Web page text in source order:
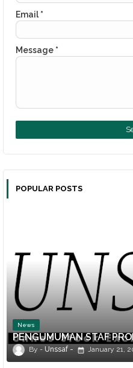
Email *
Message *
POPULAR POSTS
News
PENGUMUMAN STAF
Unssaf January 21,